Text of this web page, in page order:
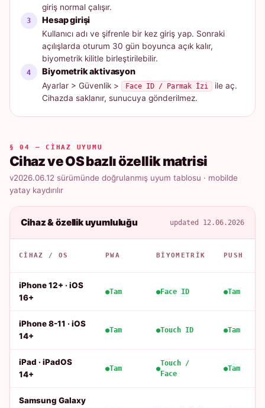
giriş normal çalışır.
Hesap girişi
Kullanıcı adı ve şifrenle bir kez giriş yap. Sonraki
açılışlarda oturum 30 gün boyunca açık kalır,
biyometrik kilitle birleştirilebilir.
Biyometrik aktivasyon
Ayarlar > Güvenlik > Face ID / Parmak İzi
ile aç.
Cihazda saklanır, sunucuya gönderilmez.
§ 04 — CIHAZ UYUMU
Cihaz ve OS bazlı özellik matrisi
v2026.06.12 sürümünde doğrulanmış uyum tablosu · mobilde
yatay kaydırılır
Cihaz & özellik uyumluluğu updated 12.06.2026
CIHAZ / OS PWA BIYOMETRIK PUSH
iPhone 12+ · iOS
16+
Tam Face ID Tam
iPhone 8-11 · iOS
14+
Tam Touch ID Tam
iPad · iPadOS
14+
Tam
Touch /
Face
Tam
Samsung Galaxy